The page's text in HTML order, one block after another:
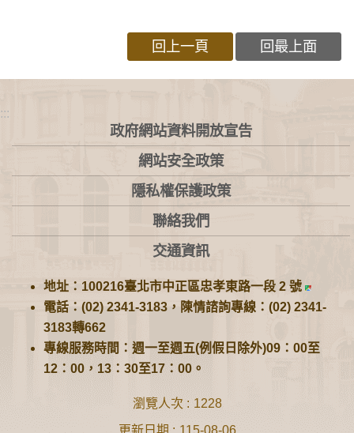
回上一頁 回最上面
:::
政府網站資料開放宣告
網站安全政策
隱私權保護政策
聯絡我們
交通資訊
地址：100216臺北市中正區忠孝東路一段 2 號
電話：(02) 2341-3183，陳情諮詢專線：(02) 2341-
3183轉662
專線服務時間：週一至週五(例假日除外)09：00至
12：00，13：30至17：00。
瀏覽人次
1228